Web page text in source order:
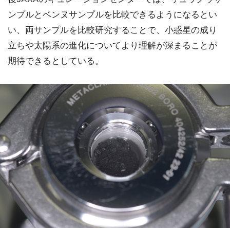
ンプルとベンヌサンプルを比較できるようになるとい
い、両サンプルを比較研究することで、小惑星の成り
立ちや太陽系の進化についてより理解が深まることが
期待できるとしている。